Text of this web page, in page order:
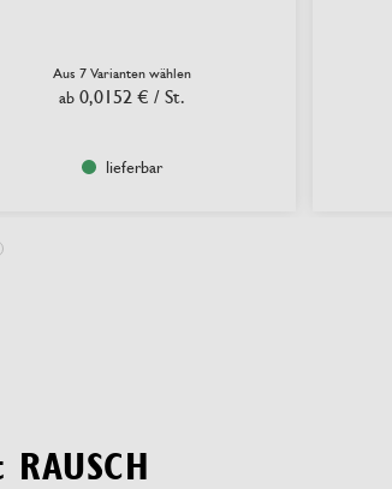
Aus 7 Varianten wählen
ab 0,0152 € / St.
lieferbar